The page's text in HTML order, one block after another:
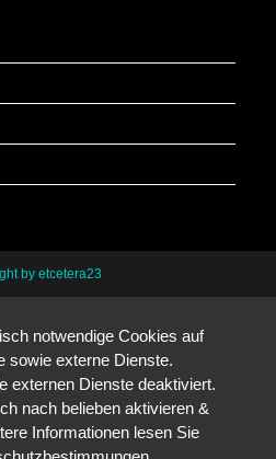
by etcetera23
notwendige Cookies auf
sowie externe Dienste.
externen Dienste deaktiviert.
nach belieben aktivieren &
Informationen lesen Sie